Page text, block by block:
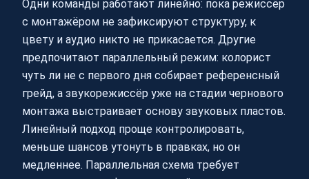
Одни команды работают линейно: пока режиссёр
с монтажёром не зафиксируют структуру, к
цвету и аудио никто не прикасается. Другие
предпочитают параллельный режим: колорист
чуть ли не с первого дня собирает референсный
грейд, а звукорежиссёр уже на стадии чернового
монтажа выстраивает основу звуковых пластов.
Линейный подход проще контролировать,
меньше шансов утонуть в правках, но он
медленнее. Параллельная схема требует